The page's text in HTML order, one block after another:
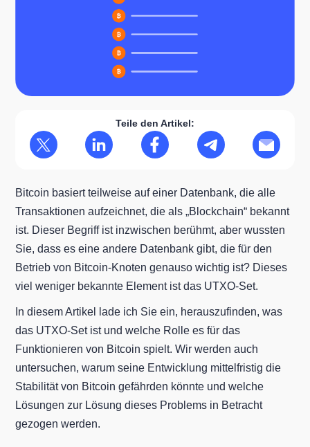
Teile den Artikel:
Bitcoin basiert teilweise auf einer Datenbank, die alle
Transaktionen aufzeichnet, die als „Blockchain“ bekannt
ist. Dieser Begriff ist inzwischen berühmt, aber wussten
Sie, dass es eine andere Datenbank gibt, die für den
Betrieb von Bitcoin-Knoten genauso wichtig ist? Dieses
viel weniger bekannte Element ist das UTXO-Set.
In diesem Artikel lade ich Sie ein, herauszufinden, was
das UTXO-Set ist und welche Rolle es für das
Funktionieren von Bitcoin spielt. Wir werden auch
untersuchen, warum seine Entwicklung mittelfristig die
Stabilität von Bitcoin gefährden könnte und welche
Lösungen zur Lösung dieses Problems in Betracht
gezogen werden.